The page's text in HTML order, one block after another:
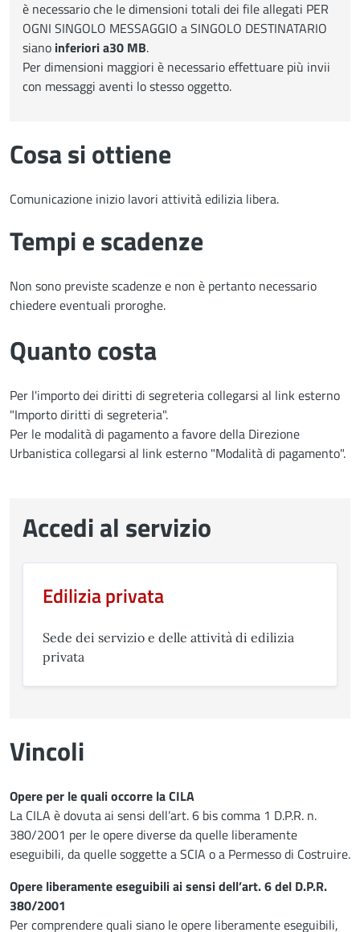
è necessario che le dimensioni totali dei file allegati PER
OGNI SINGOLO MESSAGGIO a SINGOLO DESTINATARIO
siano inferiori a30 MB.
Per dimensioni maggiori è necessario effettuare più invii
con messaggi aventi lo stesso oggetto.
Cosa si ottiene
Comunicazione inizio lavori attività edilizia libera.
Tempi e scadenze
Non sono previste scadenze e non è pertanto necessario
chiedere eventuali proroghe.
Quanto costa
Per l'importo dei diritti di segreteria collegarsi al link esterno
"Importo diritti di segreteria".
Per le modalità di pagamento a favore della Direzione
Urbanistica collegarsi al link esterno "Modalità di pagamento".
Accedi al servizio
Edilizia privata
Sede dei servizio e delle attività di edilizia
privata
Vincoli
Opere per le quali occorre la CILA
La CILA è dovuta ai sensi dell’art. 6 bis comma 1 D.P.R. n.
380/2001 per le opere diverse da quelle liberamente
eseguibili, da quelle soggette a SCIA o a Permesso di Costruire.
Opere liberamente eseguibili ai sensi dell’art. 6 del D.P.R.
380/2001
Per comprendere quali siano le opere liberamente eseguibili,